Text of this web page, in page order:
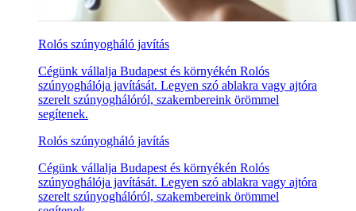
Rolós szúnyogháló javítás
Cégünk vállalja Budapest és környékén Rolós
szúnyoghálója javítását. Legyen szó ablakra vagy ajtóra
szerelt szúnyoghálóról, szakembereink örömmel
segítenek.
Rolós szúnyogháló javítás
Cégünk vállalja Budapest és környékén Rolós
szúnyoghálója javítását. Legyen szó ablakra vagy ajtóra
szerelt szúnyoghálóról, szakembereink örömmel